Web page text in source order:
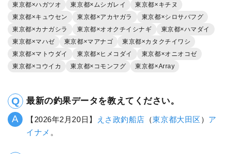
東京都×ハガツオ
東京都×ムシガレイ
東京都×キチヌ
東京都×キュウセン
東京都×アカヤガラ
東京都×シロサバフグ
東京都×カナガシラ
東京都×オオクチイシナギ
東京都×ハマダイ
東京都×マハゼ
東京都×マアナゴ
東京都×カタクチイワシ
東京都×マトウダイ
東京都×ヒメコダイ
東京都×オニオコゼ
東京都×コウイカ
東京都×コモンフグ 東京都×Array
最新の釣果データを教えてください。
【2026年2月20日】 えさ政釣船店 （東京都大田区 ） ア
イナメ 。